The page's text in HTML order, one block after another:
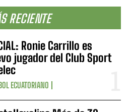
RECIENTE
Ronie Carrillo es
jugador del Club Sport
ECUATORIANO